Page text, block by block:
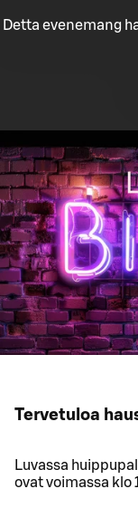
Detta evenemang
Tervetuloa
Luvassa
ovat voimassa klo